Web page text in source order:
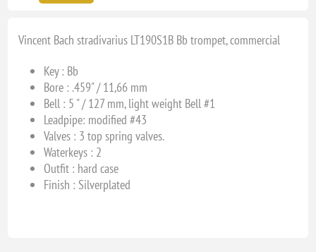
Vincent Bach stradivarius LT190S1B Bb trompet, commercial
Key : Bb
Bore : .459" / 11,66 mm
Bell : 5 " / 127 mm, light weight Bell #1
Leadpipe: modified #43
Valves : 3 top spring valves.
Waterkeys : 2
Outfit : hard case
Finish : Silverplated